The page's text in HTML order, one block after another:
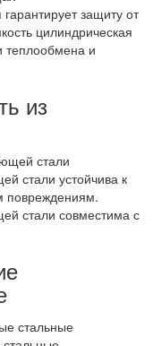
защиту от
цилиндрическая
и
из
стали устойчива к
повреждениям.
стали совместима с